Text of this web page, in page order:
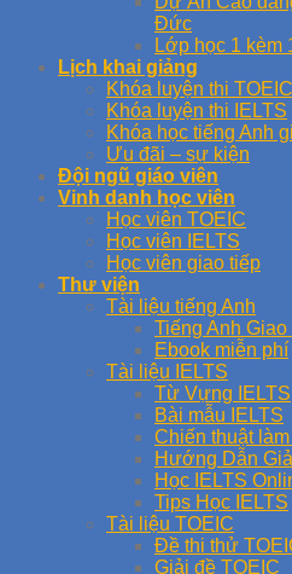
Đức
Lớp học 1 kèm
Lịch khai giảng
Khóa luyện thi TOEIC
Khóa luyện thi IELTS
Khóa học tiếng Anh
Ưu đãi – sự kiện
Đội ngũ giáo viên
Vinh danh học viên
Học viên TOEIC
Học viên IELTS
Học viên giao tiếp
Thư viện
Tài liệu tiếng Anh
Tiếng Anh Giao
Ebook miễn phí
Tài liệu IELTS
Từ Vựng IELTS
Bài mẫu IELTS
Chiến thuật
Hướng Dẫn
Học IELTS
Tips Học IELTS
Tài liệu TOEIC
Đề thi thử
Giải đề TOEIC